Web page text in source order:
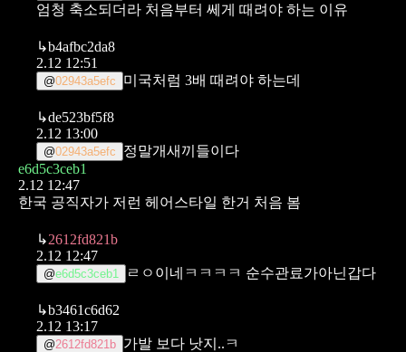
엄청 축소되더라 처음부터 쎄게 때려야 하는 이유
↳b4afbc2da8
2.12 12:51
@02943a5efc 미국처럼 3배 때려야 하는데
↳de523bf5f8
2.12 13:00
@02943a5efc
정말개새끼들이다
e6d5c3ceb1
2.12 12:47
한국 공직자가 저런 헤어스타일 한거 처음 봄
↳2612fd821b
2.12 12:47
@e6d5c3ceb1 ㄹㅇ이네ㅋㅋㅋㅋ 순수관료가아닌갑다
↳b3461c6d62
2.12 13:17
@2612fd821b 가발 보다 낫지..ㅋ